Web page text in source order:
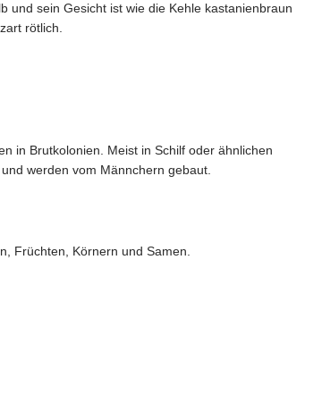
und sein Gesicht ist wie die Kehle kastanienbraun
rötlich.
in Brutkolonien. Meist in Schilf oder ähnlichen
werden vom Männchern gebaut.
Früchten, Körnern und Samen.